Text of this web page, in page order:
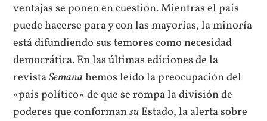
ventajas se ponen en cuestión. Mientras el país
puede hacerse para y con las mayorías, la minoría
está difundiendo sus temores como necesidad
democrática. En las últimas ediciones de la
revistaSemanahemos leído la preocupación del
«país político» de que se rompa la división de
poderes que conformansuEstado, la alerta sobre